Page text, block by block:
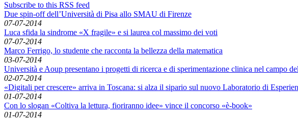
Subscribe to this RSS feed
Due spin-off dell’Università di Pisa allo SMAU di Firenze
07-07-2014
Luca sfida la sindrome «X fragile» e si laurea col massimo dei voti
07-07-2014
Marco Ferrigo, lo studente che racconta la bellezza della matematica
03-07-2014
Università e Aoup presentano i progetti di ricerca e di sperimentazione clinica nel campo
02-07-2014
«Digitali per crescere» arriva in Toscana: si alza il sipario sul nuovo Laboratorio di
01-07-2014
Con lo slogan «Coltiva la lettura, fioriranno idee» vince il concorso «è-book»
01-07-2014